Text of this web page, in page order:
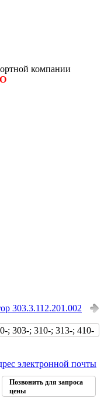
компании
303.3.112.201.002
; 303-; 310-; 313-; 410-
Позвонить для запроса
цены